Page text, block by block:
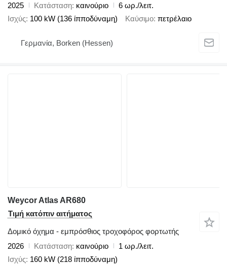
2025
Κατάσταση καινούριο
6 ωρ./λειτ.
Ισχύς 100 kW (136 ίπποδύναμη) Καύσιμο πετρέλαιο
Γερμανία, Borken (Hessen)
Weycor Atlas AR680
Τιμή κατόπιν αιτήματος
Δομικό όχημα - εμπρόσθιος τροχοφόρος φορτωτής
2026
Κατάσταση καινούριο
1 ωρ./λειτ.
Ισχύς 160 kW (218 ίπποδύναμη)